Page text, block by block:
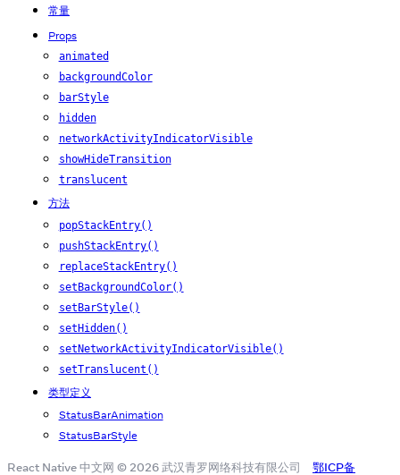
常量
Props
animated
backgroundColor
barStyle
hidden
networkActivityIndicatorVisible
showHideTransition
translucent
方法
popStackEntry()
pushStackEntry()
replaceStackEntry()
setBackgroundColor()
setBarStyle()
setHidden()
setNetworkActivityIndicatorVisible()
setTranslucent()
类型定义
StatusBarAnimation
StatusBarStyle
React Native 中文网 © 2026 武汉青罗网络科技有限公司
鄂ICP备